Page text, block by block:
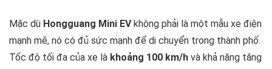
Mặc dù Hongguang Mini EVkhông phải là một mẫu xe điện
mạnh mẽ, nó có đủ sức mạnh để di chuyển trong thành phố.
Tốc độ tối đa của xe là khoảng 100 km/h và khả năng tăng